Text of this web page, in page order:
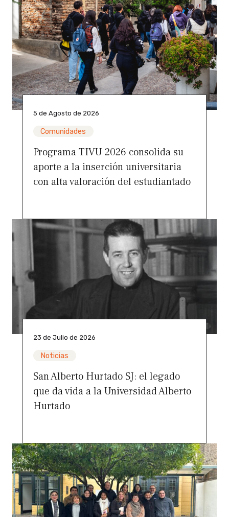
5 de Agosto de 2026
Comunidades
Programa TIVU 2026 consolida su
aporte a la inserción universitaria
con alta valoración del estudiantado
23 de Julio de 2026
Noticias
San Alberto Hurtado SJ: el legado
que da vida a la Universidad Alberto
Hurtado